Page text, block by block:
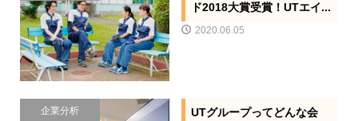
ド2018大賞受賞！UTエイ...
2020.06.05
企業分析
UTグループってどんな会